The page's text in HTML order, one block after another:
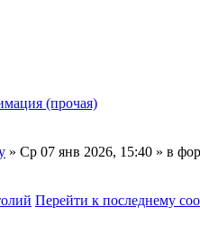
(прочая)
» Ср 07 янв 2026, 15:40 » в
Перейти к последнему